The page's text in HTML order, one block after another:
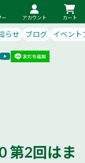
ー アカウント カート
らせ ブログ イベント
第2回はま